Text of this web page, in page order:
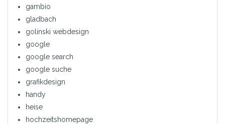
gambio
gladbach
golinski webdesign
google
google search
google suche
grafikdesign
handy
heise
hochzeitshomepage